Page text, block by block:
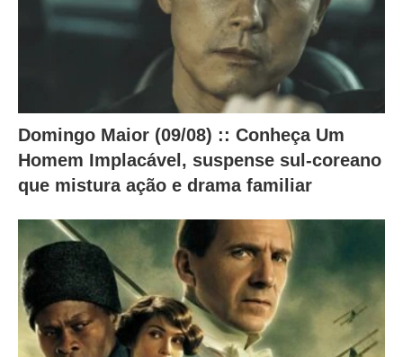
ú
d
o
a
b
i
x
Domingo Maior (09/08) :: Conheça Um
Homem Implacável, suspense sul-coreano
que mistura ação e drama familiar